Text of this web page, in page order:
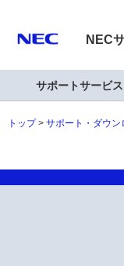
NEC
サポートサービ
トップ サポート・ダウン